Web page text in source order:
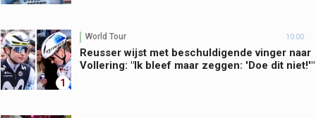
1
World Tour 10:00
Reusser wijst met beschuldigende vinger naar
Vollering: "Ik bleef maar zeggen: 'Doe dit niet!'"